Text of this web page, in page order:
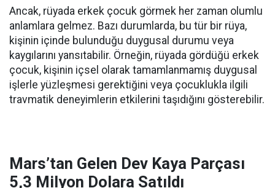
Ancak, rüyada erkek çocuk görmek her zaman olumlu
anlamlara gelmez. Bazı durumlarda, bu tür bir rüya,
kişinin içinde bulunduğu duygusal durumu veya
kaygılarını yansıtabilir. Örneğin, rüyada gördüğü erkek
çocuk, kişinin içsel olarak tamamlanmamış duygusal
işlerle yüzleşmesi gerektiğini veya çocuklukla ilgili
travmatik deneyimlerin etkilerini taşıdığını gösterebilir.
Mars’tan Gelen Dev Kaya Parçası
5,3 Milyon Dolara Satıldı